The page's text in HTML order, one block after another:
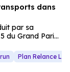
dans
par sa
du Grand Paris
offrent des
gamme (salle de
Plan Relance